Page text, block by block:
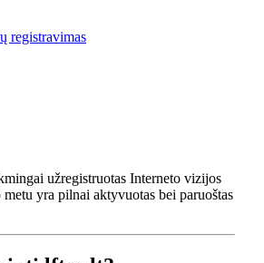
užregistruotas Interneto vizijos
yra pilnai aktyvuotas bei paruoštas